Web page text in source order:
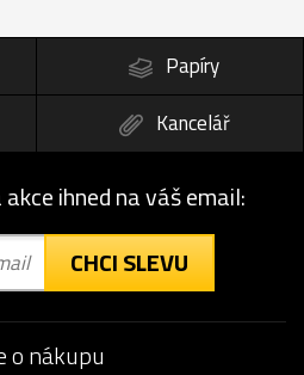
Papíry
Kancelář
ihned na váš email:
CHCI SLEVU
o nákupu